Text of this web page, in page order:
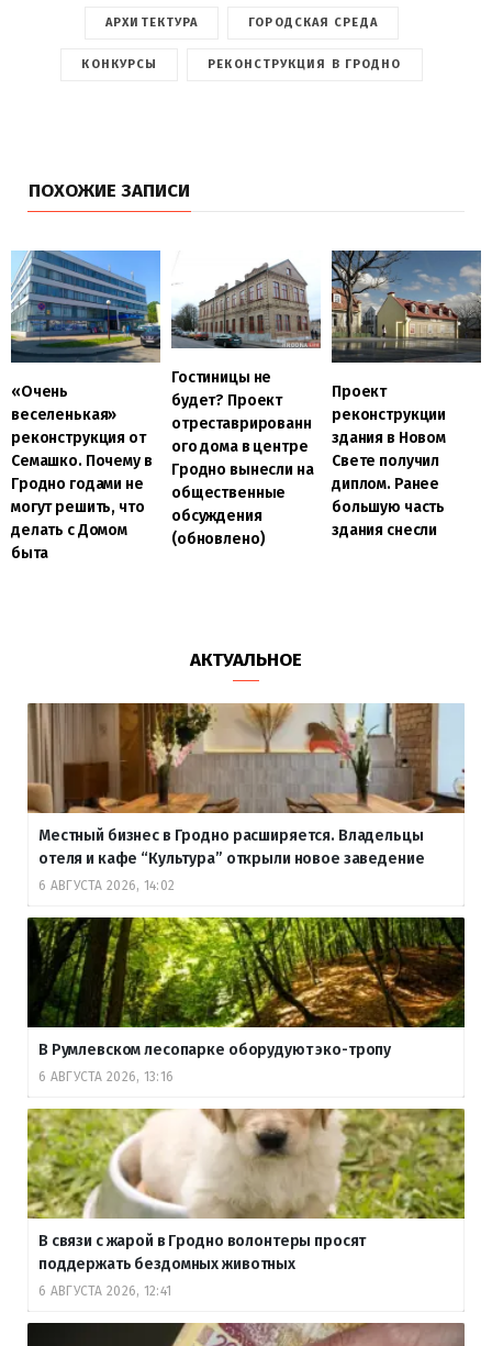
АРХИТЕКТУРА ГОРОДСКАЯ СРЕДА
КОНКУРСЫ РЕКОНСТРУКЦИЯ В ГРОДНО
ПОХОЖИЕ ЗАПИСИ
«Очень
веселенькая»
реконструкция от
Семашко. Почему в
Гродно годами не
могут решить, что
делать с Домом
быта
Гостиницы не
будет? Проект
отреставрированн
ого дома в центре
Гродно вынесли на
общественные
обсуждения
(обновлено)
Проект
реконструкции
здания в Новом
Свете получил
диплом. Ранее
большую часть
здания снесли
АКТУАЛЬНОЕ
Местный бизнес в Гродно расширяется. Владельцы
отеля и кафе “Культура” открыли новое заведение
6 АВГУСТА 2026, 14:02
В Румлевском лесопарке оборудуют эко-тропу
6 АВГУСТА 2026, 13:16
В связи с жарой в Гродно волонтеры просят
поддержать бездомных животных
6 АВГУСТА 2026, 12:41